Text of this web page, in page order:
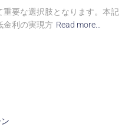
要な選択肢となります。本記
金利の実現方 Read more…